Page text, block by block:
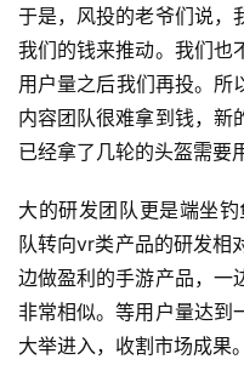
游
茶
原
创
游
戏
业
界
手
机
于是，风投的老爷们说，
我们的钱来推动。我们也
用户量之后我们再投。所
内容团队很难拿到钱，新
已经拿了几轮的头盔需要
大的研发团队更是端坐
队转向vr类产品的研发相
边做盈利的手游产品，一
非常相似。等用户量达到
大举进入，收割市场成果。